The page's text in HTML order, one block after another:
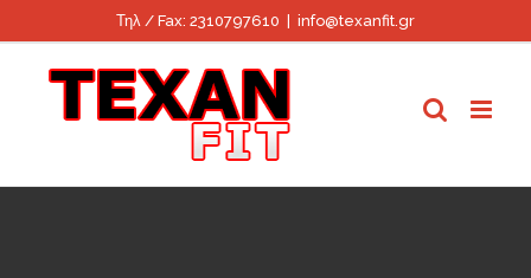
Τηλ / Fax: 2310797610 info@texanfit.gr